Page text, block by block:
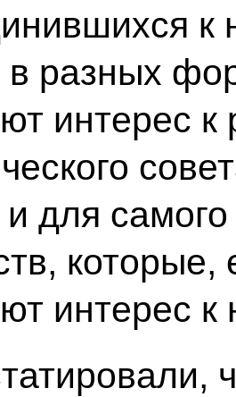
к
в разных
интерес к
для
интерес